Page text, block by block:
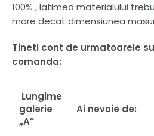
100% , latimea materialului
mare decat dimensiunea
Tineti cont de urmatoarele
comanda:
Lungime
galerie
„A”
Ai nevoie de: